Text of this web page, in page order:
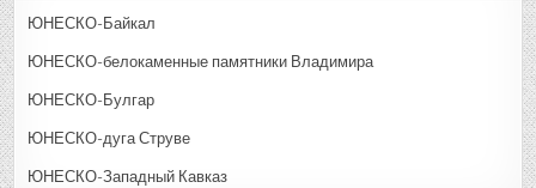
ЮНЕСКО-Байкал
ЮНЕСКО-белокаменные памятники Владимира
ЮНЕСКО-Булгар
ЮНЕСКО-дуга Струве
ЮНЕСКО-Западный Кавказ